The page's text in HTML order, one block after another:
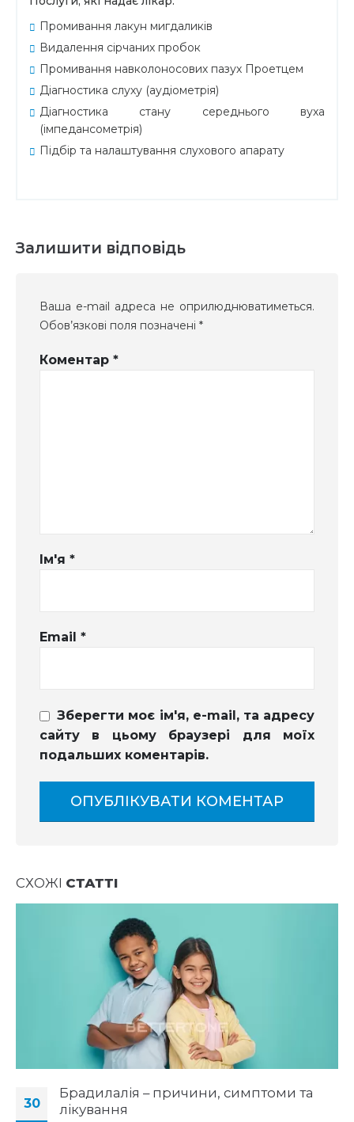
Промивання лакун мигдаликів
Видалення сірчаних пробок
Промивання навколоносових пазух Проетцем
Діагностика слуху (аудіометрія)
Діагностика стану середнього вуха
(імпедансометрія)
Підбір та налаштування слухового апарату
Залишити відповідь
Ваша e-mail адреса не оприлюднюватиметься.
Обов’язкові поля позначені *
Коментар *
Ім'я *
Email *
Зберегти моє ім'я, e-mail, та адресу
сайту в цьому браузері для моїх
подальших коментарів.
СХОЖІ СТАТТІ
30
Брадилалія – причини, симптоми та
лікування